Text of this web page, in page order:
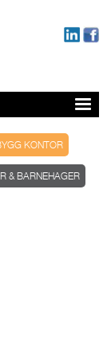
KONTOR
& BARNEHAGER